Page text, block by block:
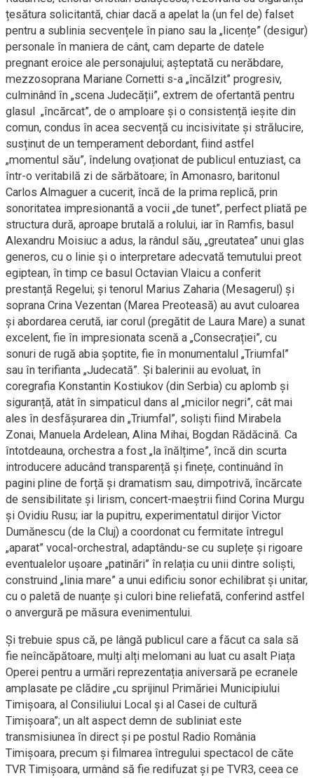
țesătura solicitantă, chiar dacă a apelat la (un fel de) falset
pentru a sublinia secvențele în piano sau la „licențe” (desigur)
personale în maniera de cânt, cam departe de datele
pregnant eroice ale personajului; așteptată cu nerăbdare,
mezzosoprana Mariane Cornetti s-a „încălzit” progresiv,
culminând în „scena Judecății”, extrem de ofertantă pentru
glasul „încărcat”, de o amploare și o consistență ieșite din
comun, condus în acea secvență cu incisivitate și strălucire,
susținut de un temperament debordant, fiind astfel
„momentul său”, îndelung ovaționat de publicul entuziast, ca
într-o veritabilă zi de sărbătoare; în Amonasro, baritonul
Carlos Almaguer a cucerit, încă de la prima replică, prin
sonoritatea impresionantă a vocii „de tunet”, perfect pliată pe
structura dură, aproape brutală a rolului, iar în Ramfis, basul
Alexandru Moisiuc a adus, la rândul său, „greutatea” unui glas
generos, cu o linie și o interpretare adecvată temutului preot
egiptean, în timp ce basul Octavian Vlaicu a conferit
prestanță Regelui; și tenorul Marius Zaharia (Mesagerul) și
soprana Crina Vezentan (Marea Preoteasă) au avut culoarea
și abordarea cerută, iar corul (pregătit de Laura Mare) a sunat
excelent, fie în impresionata scenă a „Consecrației”, cu
sonuri de rugă abia șoptite, fie în monumentalul „Triumfal”
sau în terifianta „Judecată”. Și balerinii au evoluat, în
coregrafia Konstantin Kostiukov (din Serbia) cu aplomb și
siguranță, atât în simpaticul dans al „micilor negri”, cât mai
ales în desfășurarea din „Triumfal”, soliști fiind Mirabela
Zonai, Manuela Ardelean, Alina Mihai, Bogdan Rădăcină. Ca
întotdeauna, orchestra a fost „la înălțime”, încă din scurta
introducere aducând transparență și finețe, continuând în
pagini pline de forță și dramatism sau, dimpotrivă, încărcate
de sensibilitate și lirism, concert-maeștrii fiind Corina Murgu
și Ovidiu Rusu; iar la pupitru, experimentatul dirijor Victor
Dumănescu (de la Cluj) a coordonat cu fermitate întregul
„aparat” vocal-orchestral, adaptându-se cu suplețe și rigoare
eventualelor ușoare „patinări” în relația cu unii dintre soliști,
construind „linia mare” a unui edificiu sonor echilibrat și unitar,
cu o paletă de nuanțe și culori bine reliefată, conferind astfel
o anvergură pe măsura evenimentului.
Și trebuie spus că, pe lângă publicul care a făcut ca sala să
fie neîncăpătoare, mulți alți melomani au luat cu asalt Piața
Operei pentru a urmări reprezentația aniversară pe ecranele
amplasate pe clădire „cu sprijinul Primăriei Municipiului
Timișoara, al Consiliului Local și al Casei de cultură
Timișoara”; un alt aspect demn de subliniat este
transmisiunea în direct și pe postul Radio România
Timișoara, precum și filmarea întregului spectacol de căte
TVR Timișoara, urmând să fie redifuzat și pe TVR3, ceea ce